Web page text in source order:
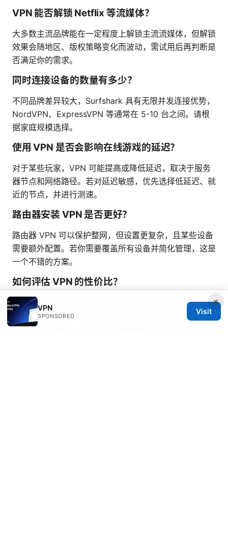
VPN 能否解锁 Netflix 等流媒体？
大多数主流品牌能在一定程度上解锁主流流媒体，但解锁
效果会随地区、版权策略变化而波动，需试用后再判断是
否满足你的需求。
同时连接设备的数量有多少？
不同品牌差异较大，Surfshark 具有无限并发连接优势，
NordVPN、ExpressVPN 等通常在 5-10 台之间。请根
据家庭规模选择。
使用 VPN 是否会影响在线游戏的延迟？
对于某些玩家，VPN 可能提高或降低延迟，取决于服务
器节点和网络路径。若对延迟敏感，优先选择低延迟、就
近的节点，并进行测速。
路由器安装 VPN 是否更好？
路由器 VPN 可以保护整网，但设置更复杂，且某些设备
需要额外配置。若你需要覆盖所有设备并简化管理，这是
一个不错的方案。
如何评估 VPN 的性价比？
关注三点：长线价格（折扣后的年费/两年费更划算）、
可并发设备数量、以及是否有额外功能（如多跳、分离隧
道、广告拦截等）。结合你的使用场景，选出性价比最高
×
VPN
SPONSORED
Visit